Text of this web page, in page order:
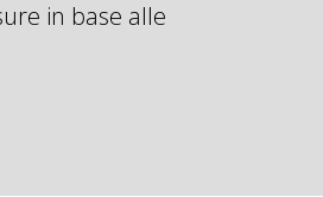
in base alle